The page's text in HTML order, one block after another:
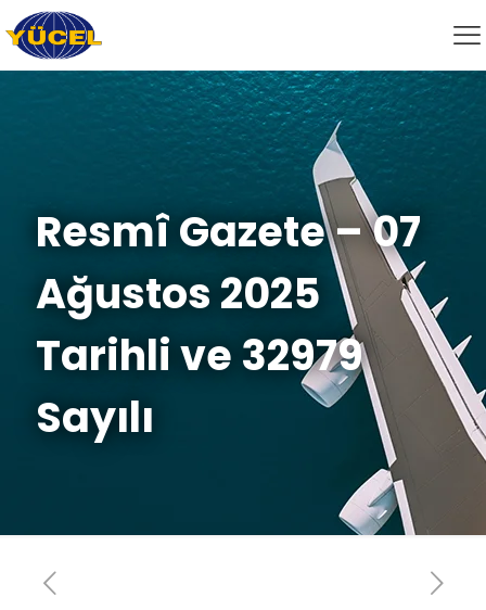
Resmî Gazete – 07
Ağustos 2025
Tarihli ve 32979
Sayılı